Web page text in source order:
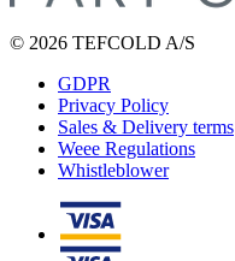
© 2026 TEFCOLD A/S
GDPR
Privacy Policy
Sales & Delivery terms
Weee Regulations
Whistleblower